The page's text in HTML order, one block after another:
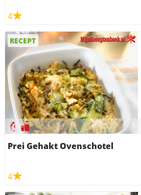
4
RECEPT
Prei Gehakt Ovenschotel
4